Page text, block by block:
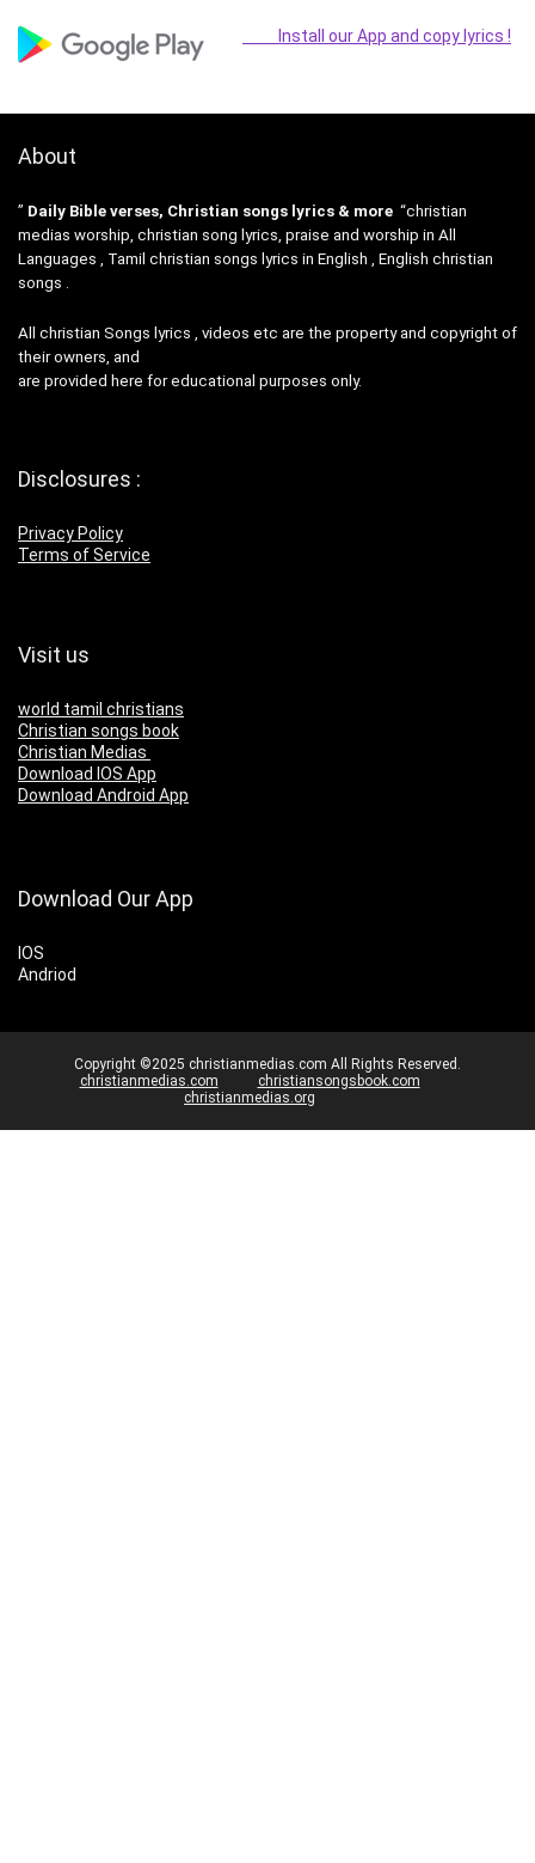
Install our App and copy lyrics !
About
” Daily Bible verses, Christian songs lyrics & more “christian
medias worship, christian song lyrics, praise and worship in All
Languages , Tamil christian songs lyrics in English , English christian
songs .
All christian Songs lyrics , videos etc are the property and copyright of
their owners, and
are provided here for educational purposes only.
Disclosures :
Privacy Policy
Terms of Service
Visit us
world tamil christians
Christian songs book
Christian Medias
Download IOS App
Download Android App
Download Our App
IOS
Andriod
Copyright ©2025 christianmedias.com All Rights Reserved.
christianmedias.com
christiansongsbook.com
christianmedias.org